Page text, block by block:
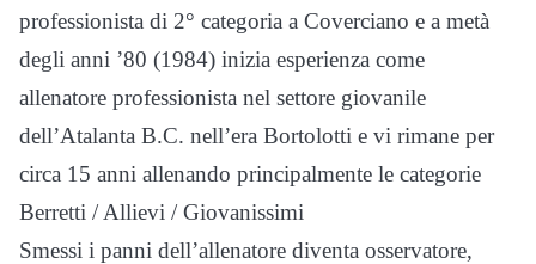
professionista di 2° categoria a Coverciano e a metà
degli anni ’80 (1984) inizia esperienza come
allenatore professionista nel settore giovanile
dell’Atalanta B.C. nell’era Bortolotti e vi rimane per
circa 15 anni allenando principalmente le categorie
Berretti / Allievi / Giovanissimi
Smessi i panni dell’allenatore diventa osservatore,